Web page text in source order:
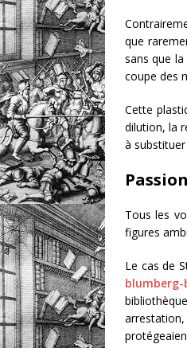
que
sans que
coupe des
Cette
dilution, la
à
Tous les
figures
Le cas de